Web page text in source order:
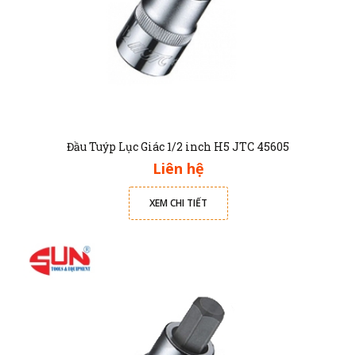
Đầu Tuýp Lục Giác 1/2 inch H5 JTC 45605
Liên hệ
XEM CHI TIẾT